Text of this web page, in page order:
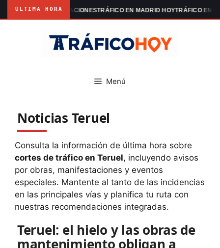
ÚLTIMA HORA
MADRID MANIFESTACIONESTRÁFICO EN MADRID HOYTRÁFICO EN
Menú
Noticias Teruel
Consulta la información de última hora sobre
cortes de tráfico en Teruel, incluyendo avisos
por obras, manifestaciones y eventos
especiales. Mantente al tanto de las incidencias
en las principales vías y planifica tu ruta con
nuestras recomendaciones integradas.
Teruel: el hielo y las obras de
mantenimiento obligan a